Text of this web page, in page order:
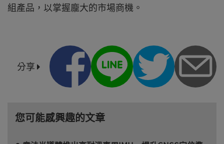
組產品，以掌握龐大的市場商機。
分享
您可能感興趣的文章